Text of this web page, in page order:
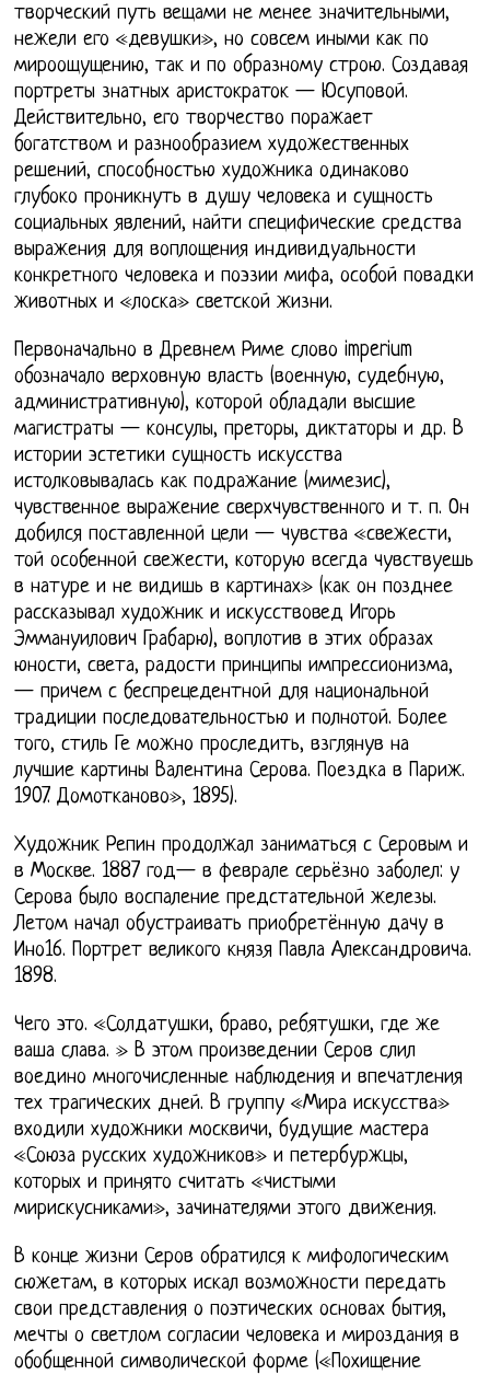
творческий путь вещами не менее значительными,
нежели его «девушки», но совсем иными как по
мироощущению, так и по образному строю. Создавая
портреты знатных аристократок — Юсуповой.
Действительно, его творчество поражает
богатством и разнообразием художественных
решений, способностью художника одинаково
глубоко проникнуть в душу человека и сущность
социальных явлений, найти специфические средства
выражения для воплощения индивидуальности
конкретного человека и поэзии мифа, особой повадки
животных и «лоска» светской жизни.
Первоначально в Древнем Риме слово imperium
обозначало верховную власть (военную, судебную,
административную), которой обладали высшие
магистраты — консулы, преторы, диктаторы и др. В
истории эстетики сущность искусства
истолковывалась как подражание (мимезис),
чувственное выражение сверхчувственного и т. п. Он
добился поставленной цели — чувства «свежести,
той особенной свежести, которую всегда чувствуешь
в натуре и не видишь в картинах» (как он позднее
рассказывал художник и искусствовед Игорь
Эммануилович Грабарю), воплотив в этих образах
юности, света, радости принципы импрессионизма,
— причем с беспрецедентной для национальной
традиции последовательностью и полнотой. Более
того, стиль Ге можно проследить, взглянув на
лучшие картины Валентина Серова. Поездка в Париж.
1907. Домотканово», 1895).
Художник Репин продолжал заниматься с Серовым и
в Москве. 1887 год— в феврале серьёзно заболел: у
Серова было воспаление предстательной железы.
Летом начал обустраивать приобретённую дачу в
Ино16. Портрет великого князя Павла Александровича.
1898.
Чего это. «Солдатушки, браво, ребятушки, где же
ваша слава. » В этом произведении Серов слил
воедино многочисленные наблюдения и впечатления
тех трагических дней. В группу «Мира искусства»
входили художники москвичи, будущие мастера
«Союза русских художников» и петербуржцы,
которых и принято считать «чистыми
мирискусниками», зачинателями этого движения.
В конце жизни Серов обратился к мифологическим
сюжетам, в которых искал возможности передать
свои представления о поэтических основах бытия,
мечты о светлом согласии человека и мироздания в
обобщенной символической форме («Похищение